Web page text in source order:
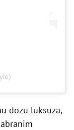
dozu luksuza,